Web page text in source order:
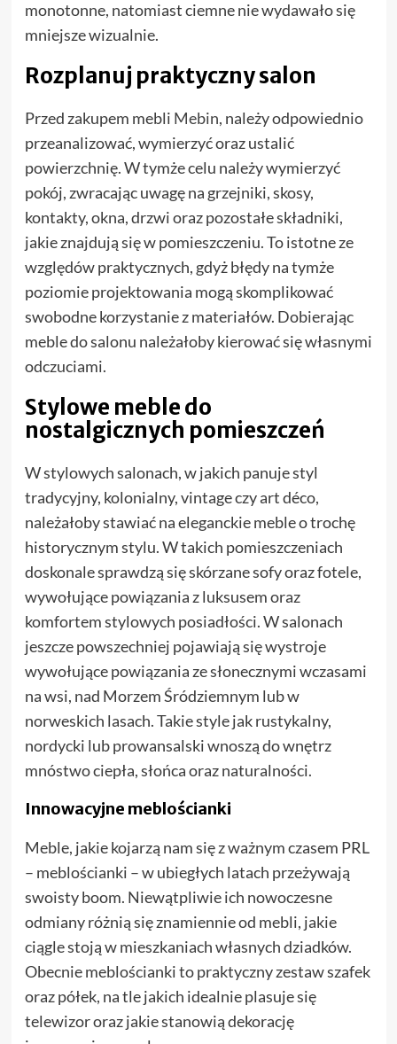
monotonne, natomiast ciemne nie wydawało się
mniejsze wizualnie.
Rozplanuj praktyczny salon
Przed zakupem mebli Mebin, należy odpowiednio
przeanalizować, wymierzyć oraz ustalić
powierzchnię. W tymże celu należy wymierzyć
pokój, zwracając uwagę na grzejniki, skosy,
kontakty, okna, drzwi oraz pozostałe składniki,
jakie znajdują się w pomieszczeniu. To istotne ze
względów praktycznych, gdyż błędy na tymże
poziomie projektowania mogą skomplikować
swobodne korzystanie z materiałów. Dobierając
meble do salonu należałoby kierować się własnymi
odczuciami.
Stylowe meble do
nostalgicznych pomieszczeń
W stylowych salonach, w jakich panuje styl
tradycyjny, kolonialny, vintage czy art déco,
należałoby stawiać na eleganckie meble o trochę
historycznym stylu. W takich pomieszczeniach
doskonale sprawdzą się skórzane sofy oraz fotele,
wywołujące powiązania z luksusem oraz
komfortem stylowych posiadłości. W salonach
jeszcze powszechniej pojawiają się wystroje
wywołujące powiązania ze słonecznymi wczasami
na wsi, nad Morzem Śródziemnym lub w
norweskich lasach. Takie style jak rustykalny,
nordycki lub prowansalski wnoszą do wnętrz
mnóstwo ciepła, słońca oraz naturalności.
Innowacyjne meblościanki
Meble, jakie kojarzą nam się z ważnym czasem PRL
– meblościanki – w ubiegłych latach przeżywają
swoisty boom. Niewątpliwie ich nowoczesne
odmiany różnią się znamiennie od mebli, jakie
ciągle stoją w mieszkaniach własnych dziadków.
Obecnie meblościanki to praktyczny zestaw szafek
oraz półek, na tle jakich idealnie plasuje się
telewizor oraz jakie stanowią dekorację